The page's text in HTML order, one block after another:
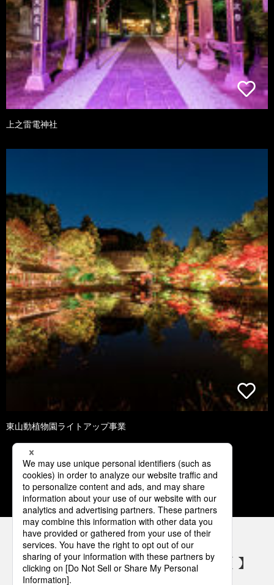
上之雷電神社
東山動植物園ライトアップ事業
1 2 3 4 5
パナソニックの電気設備 SNSアカウント